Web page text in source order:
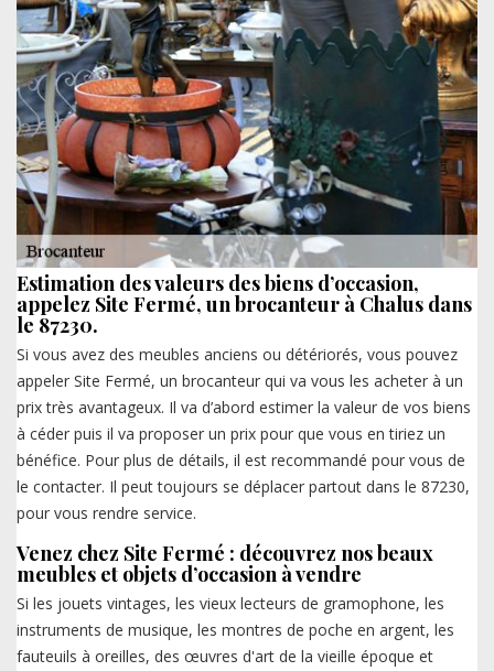
Estimation des valeurs des biens d’occasion,
appelez Site Fermé, un brocanteur à Chalus dans
le 87230.
Si vous avez des meubles anciens ou détériorés, vous pouvez
appeler Site Fermé, un brocanteur qui va vous les acheter à un
prix très avantageux. Il va d’abord estimer la valeur de vos biens
à céder puis il va proposer un prix pour que vous en tiriez un
bénéfice. Pour plus de détails, il est recommandé pour vous de
le contacter. Il peut toujours se déplacer partout dans le 87230,
pour vous rendre service.
Venez chez Site Fermé : découvrez nos beaux
meubles et objets d’occasion à vendre
Si les jouets vintages, les vieux lecteurs de gramophone, les
instruments de musique, les montres de poche en argent, les
fauteuils à oreilles, des œuvres d'art de la vieille époque et